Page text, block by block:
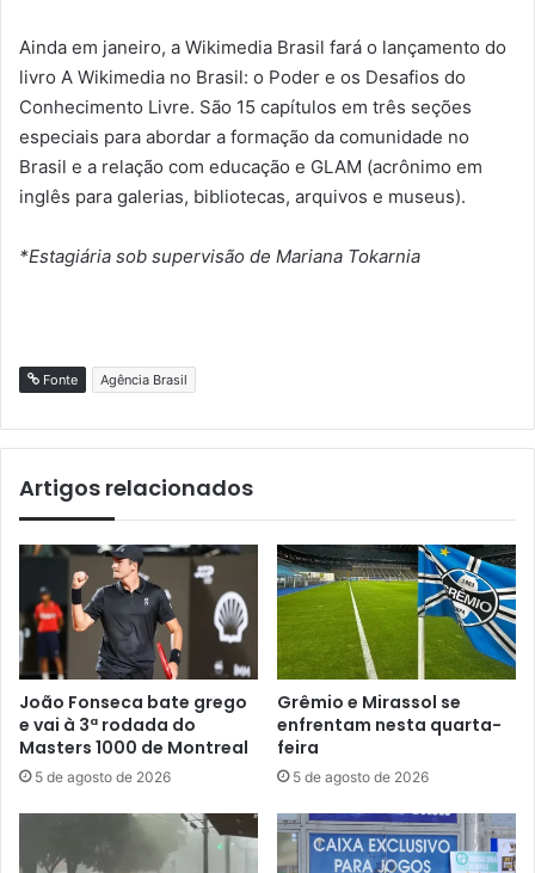
Ainda em janeiro, a Wikimedia Brasil fará o lançamento do
livro A Wikimedia no Brasil: o Poder e os Desafios do
Conhecimento Livre. São 15 capítulos em três seções
especiais para abordar a formação da comunidade no
Brasil e a relação com educação e GLAM (acrônimo em
inglês para galerias, bibliotecas, arquivos e museus).
*Estagiária sob supervisão de Mariana Tokarnia
Fonte Agência Brasil
Artigos relacionados
João Fonseca bate grego
e vai à 3ª rodada do
Masters 1000 de Montreal
5 de agosto de 2026
Grêmio e Mirassol se
enfrentam nesta quarta-
feira
5 de agosto de 2026